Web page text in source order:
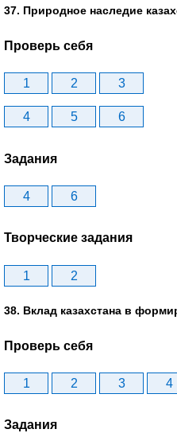
37. Природное наследие
Проверь себя
1 2 3
4 5 6
Задания
4 6
Творческие задания
1 2
38. Вклад казахстана в
Проверь себя
1 2 3 4
Задания